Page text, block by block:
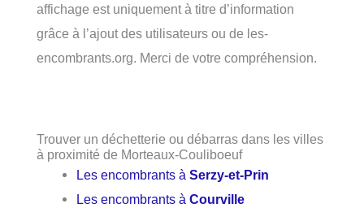
affichage est uniquement à titre d’information
grâce à l’ajout des utilisateurs ou de les-
encombrants.org. Merci de votre compréhension.
Trouver un déchetterie ou débarras dans les villes
à proximité de Morteaux-Couliboeuf
Les encombrants àSerzy-et-Prin
Les encombrants àCourville